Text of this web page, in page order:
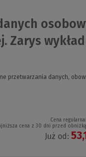
Zarys
przetwarzania danych,
Cena regularna:
cena z 30 dni przed
Już od: